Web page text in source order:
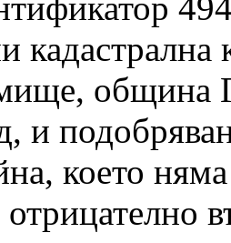
кадастрална
община
и
което
отрицателно